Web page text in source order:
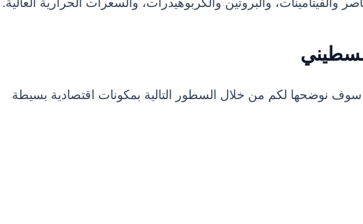
نوضحها لكم من خلال السطور التالية بمكونات اقتصادية بسيطة